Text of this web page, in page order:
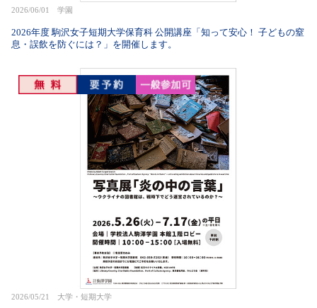
2026/06/01 学園
2026年度 駒沢女子短期大学保育科 公開講座「知って安心！ 子どもの窒
息・誤飲を防ぐには？」を開催します。
2026/05/21 大学・短期大学